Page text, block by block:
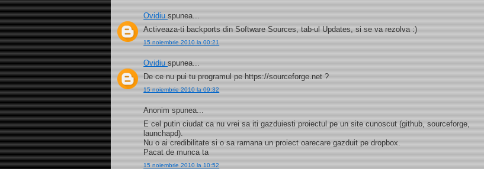
Ovidiuspunea...
Activeaza-ti backports din Software Sources, tab-ul Updates, si se va rezolva :)
15 noiembrie 2010 la 00:21
Ovidiuspunea...
De ce nu pui tu programul pe https://sourceforge.net ?
15 noiembrie 2010 la 09:32
Anonim spunea...
E cel putin ciudat ca nu vrei sa iti gazduiesti proiectul pe un site cunoscut (github, sourceforge,
launchapd).
Nu o ai credibilitate si o sa ramana un proiect oarecare gazduit pe dropbox.
Pacat de munca ta
15 noiembrie 2010 la 10:52